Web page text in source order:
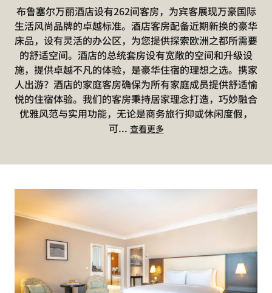
布鲁塞尔万丽酒店设有262间客房，为宾客展现万豪国际
生活风尚品牌的卓越标准。酒店客房配备近期新换的豪华
床品，设有灵活的办公区，为您提供探索欧洲之都所需要
的舒适空间。酒店的总统套房设有宽敞的空间和升级设
施，提供卓越不凡的体验，是豪华住宿的理想之选。携家
人出游？酒店的家庭客房确保为所有家庭成员提供舒适愉
悦的住宿体验。我们的客房秉持居家理念打造，巧妙融合
优雅风范与实用功能，无论是商务旅行抑或休闲度假，
可... 查看更多